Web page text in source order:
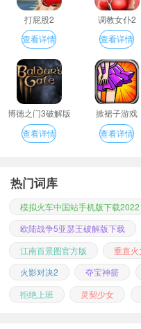
打屁股2
查看详情
调教女仆2
查看详情
博德之门3破解版
查看详情
掀裙子游戏
查看详情
热门词库
模拟火车中国站手机版下载2022
欧陆战争5亚瑟王破解版下载
江南百景图官方版
垂直火
火影对决2
夺宝神箭
拒绝上班
灵契少女